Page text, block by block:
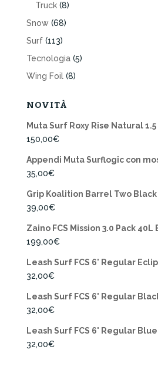
Truck (8)
Snow (68)
Surf (113)
Tecnologia (5)
Wing Foil (8)
NOVITÀ
Muta Surf Roxy Rise Natural
150,00€
Appendi Muta Surflogic con
35,00€
Grip Koalition Barrel Two Black
39,00€
Zaino FCS Mission 3.0 Pack 40L
199,00€
Leash Surf FCS 6' Regular
32,00€
Leash Surf FCS 6' Regular
32,00€
Leash Surf FCS 6' Regular Blue
32,00€